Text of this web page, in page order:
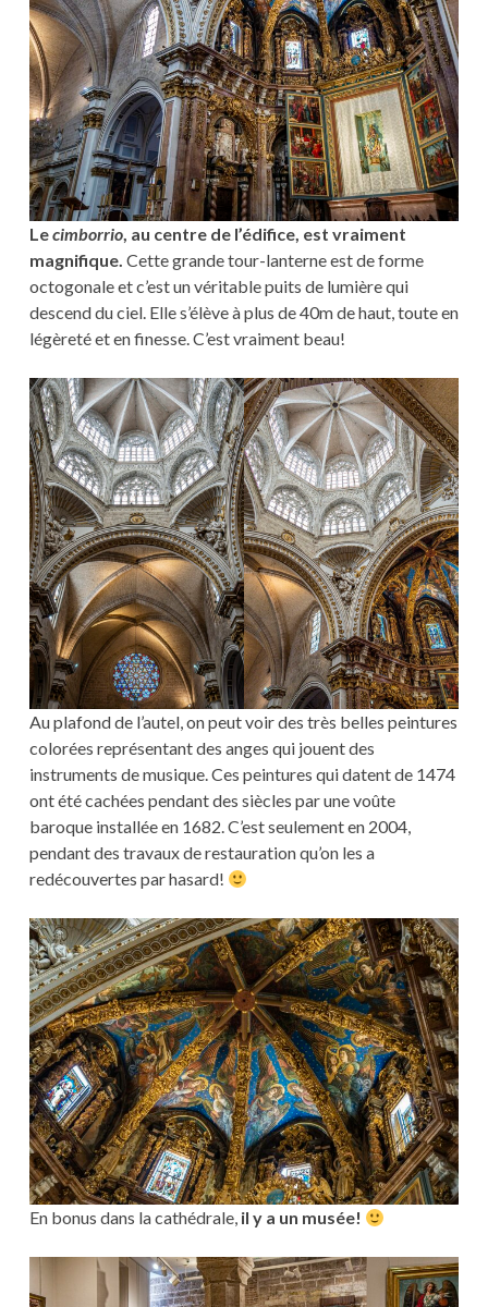
Lecimborrio, au centre de l’édifice, est vraiment
magnifique. Cette grande tour-lanterne est de forme
octogonale et c’est un véritable puits de lumière qui
descend du ciel. Elle s’élève à plus de 40m de haut, toute en
légèreté et en finesse. C’est vraiment beau!
Au plafond de l’autel, on peut voir des très belles peintures
colorées représentant des anges qui jouent des
instruments de musique. Ces peintures qui datent de 1474
ont été cachées pendant des siècles par une voûte
baroque installée en 1682. C’est seulement en 2004,
pendant des travaux de restauration qu’on les a
redécouvertes par hasard!
En bonus dans la cathédrale, il y a un musée!